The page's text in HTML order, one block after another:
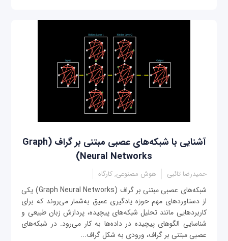
آشنایی با شبکه‌های عصبی مبتنی بر گراف (Graph
Neural Networks)
حمیدرضا تائبی هوش مصنوعی, کارگاه
شبکه‌های عصبی مبتنی بر گراف (Graph Neural Networks) یکی
از دستاوردهای مهم حوزه یادگیری عمیق به‌شمار می‌روند که برای
کاربردهایی مانند تحلیل شبکه‌های پیچیده، پردازش زبان طبیعی و
شناسایی الگوهای پیچیده در داده‌ها به کار می‌رود. در شبکه‌های
عصبی مبتنی بر گراف، ورودی به شکل گراف...